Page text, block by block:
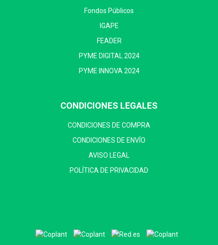
Fondos Públicos
IGAPE
FEADER
PYME DIGITAL 2024
PYME INNOVA 2024
CONDICIONES LEGALES
CONDICIONES DE COMPRA
CONDICIONES DE ENVÍO
AVISO LEGAL
POLÍTICA DE PRIVACIDAD